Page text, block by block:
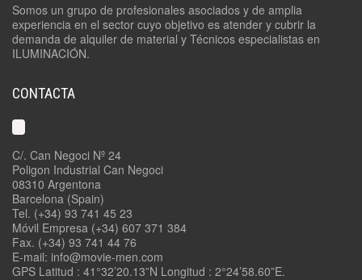
Somos un grupo de profesionales asociados y de amplia
experiencia en el sector cuyo objetivo es atender y cubrir la
demanda de alquiler de material y Técnicos especialistas en
ILUMINACIÓN.
CONTACTA
C/. Can Negoci Nº 24
Poligon Industrial Can Negoci
08310 Argentona
Barcelona (Spain)
Tel. (+34) 93 741 45 23
Móvil Empresa (+34) 607 371 384
Fax. (+34) 93 741 44 76
E-mail: info@movie-men.com
GPS Latitud : 41°32’20.13”N Longitud : 2°24’58.60”E.